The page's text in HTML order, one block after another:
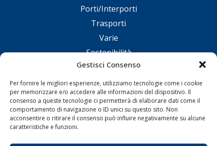
Gestisci Consenso
Per fornire le migliori esperienze, utilizziamo tecnologie come i cookie
per memorizzare e/o accedere alle informazioni del dispositivo. Il
consenso a queste tecnologie ci permetterà di elaborare dati come il
comportamento di navigazione o ID unici su questo sito. Non
acconsentire o ritirare il consenso può influire negativamente su alcune
caratteristiche e funzioni.
Porti/Interporti
Trasporti
Varie
Sostenibilità
Compagnie di Navigazione
Blue economy
Diporto
Chi siamo
Contatti